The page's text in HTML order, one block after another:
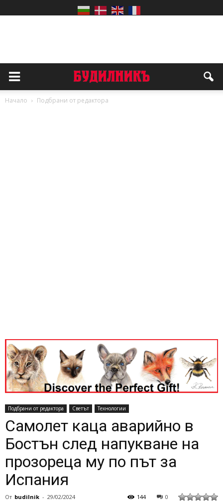
Начало Подбрани от редактора
Подбрани от редактора Светът Технологии
Самолет каца аварийно в
Бостън след напукване на
прозореца му по път за
Испания
От budilnik - 29/02/2024 0
144